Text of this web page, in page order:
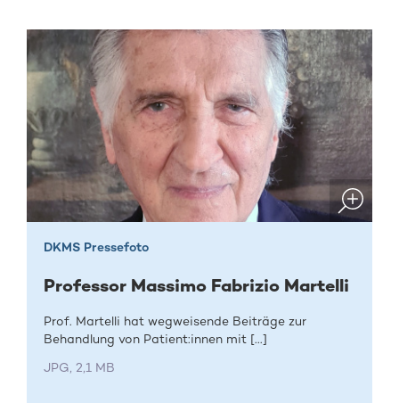
DKMS Pressefoto
Professor Massimo Fabrizio Martelli
Prof. Martelli hat wegweisende Beiträge zur
Behandlung von Patient:innen mit [...]
JPG, 2,1 MB